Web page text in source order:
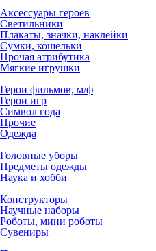
Аксессуары героев
Светильники
Плакаты, значки, наклейки
Сумки, кошельки
Прочая атрибутика
Мягкие игрушки
Герои фильмов, м/ф
Герои игр
Символ года
Прочие
Одежда
Головные уборы
Предметы одежды
Наука и хобби
Конструкторы
Научные наборы
Роботы, мини роботы
Сувениры